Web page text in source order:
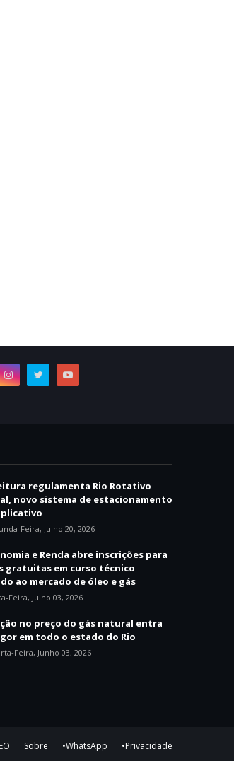
regulamenta Rio Rotativo
novo sistema de estacionamento
Feira, Julho 20, 2026
e Renda abre inscrições para
gratuitas em curso técnico
ao mercado de óleo e gás
Feira, Julho 03, 2026
no preço do gás natural entra
em todo o estado do Rio
Feira, Junho 03, 2026
Sobre •WhatsApp •Privacidade